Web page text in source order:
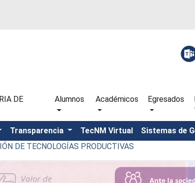
DE
Alumnos Académicos Egresados
Transparencia TecNM Virtual Sistemas de
DE TECNOLOGÍAS PRODUCTIVAS